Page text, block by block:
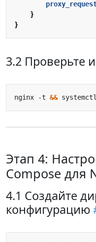
}
}
3.2 Проверьте
nginx -t &&
Этап 4:
Compose для
4.1 Создайте
конфигурацию